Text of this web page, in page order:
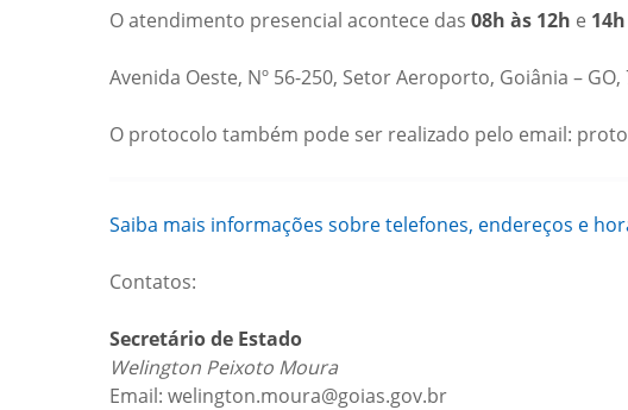
O atendimento presencial acontece das 08h às 12h e
Avenida Oeste, Nº 56-250, Setor Aeroporto, Goiânia – GO,
O protocolo também pode ser realizado pelo email:
Saiba mais informações sobre telefones, endereços e
Contatos:
Secretário de Estado
Welington Peixoto Moura
Email: welington.moura@goias.gov.br